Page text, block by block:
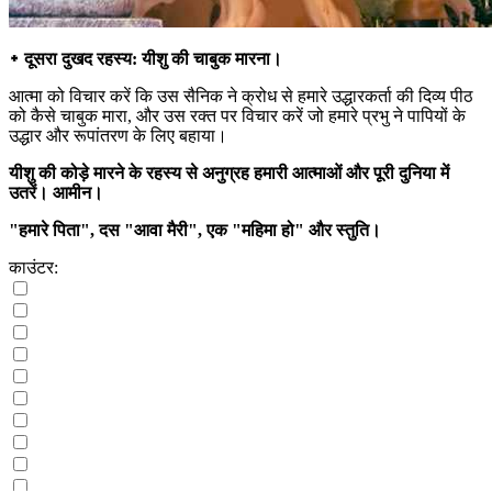
᛭ दूसरा दुखद रहस्य: यीशु की चाबुक मारना।
आत्मा को विचार करें कि उस सैनिक ने क्रोध से हमारे उद्धारकर्ता की दिव्य पीठ
को कैसे चाबुक मारा, और उस रक्त पर विचार करें जो हमारे प्रभु ने पापियों के
उद्धार और रूपांतरण के लिए बहाया।
यीशु की कोड़े मारने के रहस्य से अनुग्रह हमारी आत्माओं और पूरी दुनिया में
उतरें। आमीन।
"हमारे पिता", दस "आवा मैरी", एक "महिमा हो" और स्तुति।
काउंटर: